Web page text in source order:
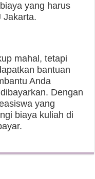
yang harus
Jakarta.
mahal, tetapi
bantuan
Anda
Dengan
yang
biaya kuliah di